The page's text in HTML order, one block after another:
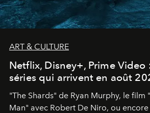
ART & CULTURE
Netflix, Disney+, Prime Video
séries qui arrivent en août
"The Shards" de Ryan Murphy, le film
Man" avec Robert De Niro, ou